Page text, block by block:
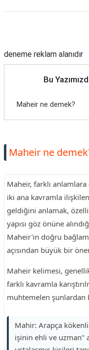
deneme reklam alanıdır
Bu
Maheir ne demek?
Maheir ne
Maheir, farklı
iki ana kavramla
geldiğini anlamak,
yapısı göz önüne
Maheir'in doğru
açısından büyük bir
Maheir kelimesi,
farklı kavramla
muhtemelen şunlardan
Mahir: Arapça
işinin ehli ve uzman"